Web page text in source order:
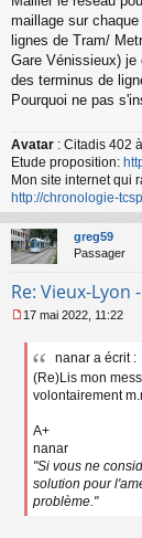
maillage sur
lignes de Tram/
Gare Vénissieux)
des terminus de
Pourquoi ne pas
Avatar : Citadis 402
Etude proposition:
Mon site internet qui
http://chronologie-
greg59
Passager
Re: Vieux-Lyon
e
17 mai 2022, 11:22
nanar a écrit :
(Re)Lis mon
volontairement
A+
nanar
"Si vous ne
solution pour
problème."